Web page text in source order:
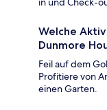
Welche
Dunmore
Feil auf dem
Profitiere von
einen Garten.